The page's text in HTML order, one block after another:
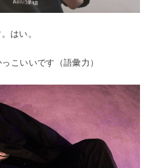
はい。
こいいです（語彙力）